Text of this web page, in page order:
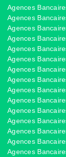
Agences
Agences
Agences
Agences
Agences
Agences
Agences
Agences
Agences
Agences
Agences
Agences
Agences
Agences
Agences